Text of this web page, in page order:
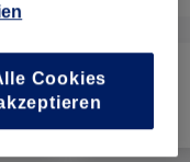
Cookies